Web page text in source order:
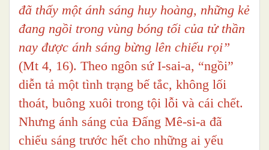
đã thấy một ánh sáng huy hoàng, những kẻ
đang ngồi trong vùng bóng tối của tử thần
nay được ánh sáng bừng lên chiếu rọi”
(Mt 4, 16). Theo ngôn sứ I-sai-a, “ngồi”
diễn tả một tình trạng bế tắc, không lối
thoát, buông xuôi trong tội lỗi và cái chết.
Nhưng ánh sáng của Đấng Mê-si-a đã
chiếu sáng trước hết cho những ai yếu